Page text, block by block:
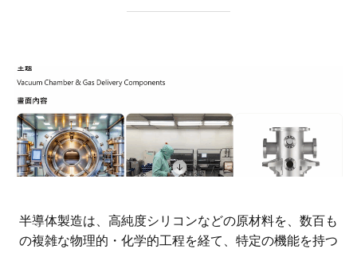
半導体製造は、高純度シリコンなどの原材料を、数百も
の複雑な物理的・化学的工程を経て、特定の機能を持つ